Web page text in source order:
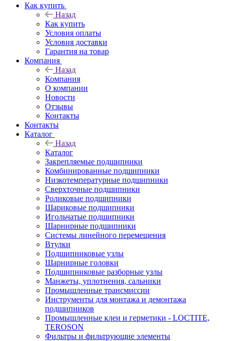
Как купить
Назад
Как купить
Условия оплаты
Условия доставки
Гарантия на товар
Компания
Назад
Компания
О компании
Новости
Отзывы
Контакты
Контакты
Каталог
Назад
Каталог
Закрепляемые подшипники
Комбинированные подшипники
Низкотемпературные подшипники
Сверхточные подшипники
Роликовые подшипники
Шариковые подшипники
Игольчатые подшипники
Шарнирные подшипники
Системы линейного перемещения
Втулки
Подшипниковые узлы
Шарнирные головки
Подшипниковые разборные узлы
Манжеты, уплотнения, сальники
Промышленные трансмиссии
Инструменты для монтажа и демонтажа
подшипников
Промышленные клеи и герметики - LOCTITE,
TEROSON
Фильтры и фильтрующие элементы